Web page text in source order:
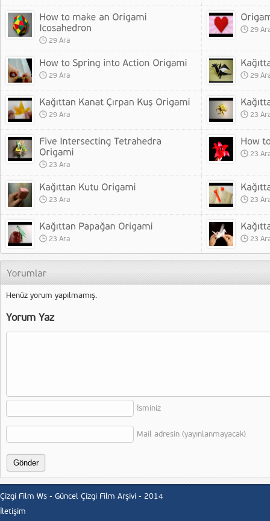
29 Ara
29
29 Ara 29
29 Ara 23
23 Ara
23
23 Ara 23
23 Ara 23
Henüz yorum yapılmamış.
Yorum Yaz
İsminiz
Mail adresin (yayınlanmayacak)
Çizgi Film Ws - Güncel Çizgi Film Arşivi - 2014
İletişim